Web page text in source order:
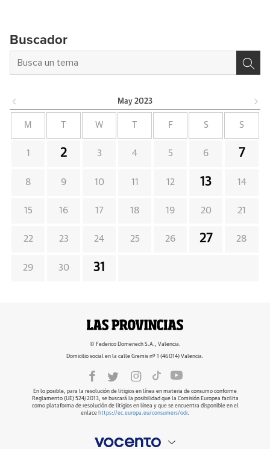
Buscador
May 2023
M W F S S
1 2 3 4 5 6 7
8 9 10 11 12 13 14
15 16 17 18 19 20 21
22 23 24 25 26 27 28
29 30 31
© Federico Domenech S.A., Valencia.
Domicilio social en la calle Gremis nº 1 (46014) Valencia.
En lo posible, para la resolución de litigios en línea en materia de consumo conforme
Reglamento (UE) 524/2013, se buscará la posibilidad que la Comisión Europea facilita
como plataforma de resolución de litigios en línea y que se encuentra disponible en el
enlace https://ec.europa.eu/consumers/odr.